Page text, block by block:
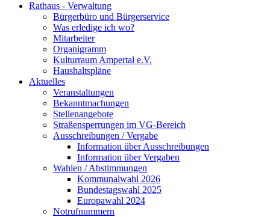
Rathaus - Verwaltung
Bürgerbüro und Bürgerservice
Was erledige ich wo?
Mitarbeiter
Organigramm
Kulturraum Ampertal e.V.
Haushaltspläne
Aktuelles
Veranstaltungen
Bekanntmachungen
Stellenangebote
Straßensperrungen im VG-Bereich
Ausschreibungen / Vergabe
Information über Ausschreibungen
Information über Vergaben
Wahlen / Abstimmungen
Kommunalwahl 2026
Bundestagswahl 2025
Europawahl 2024
Notrufnummern